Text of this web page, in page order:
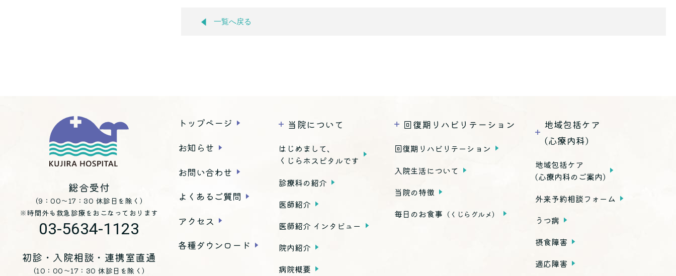
一覧へ戻る
総合受付
（9：00～17：30 休診日を除く）
※時間外も救急診療をおこなっております
03-5634-1123
初診・入院相談・連携室直通
（10：00～17：30 休診日を除く）
トップページ
お知らせ
お問い合わせ
よくあるご質問
アクセス
各種ダウンロード
当院について
はじめまして、
くじらホスピタルです
診療科の紹介
医師紹介
医師紹介 インタビュー
院内紹介
病院概要
回復期リハビリテーション
回復期リハビリテーション
入院生活について
当院の特徴
毎日のお食事 （くじらグルメ）
地域包括ケア
(心療内科)
地域包括ケア
(心療内科のご案内)
外来予約相談フォーム
うつ病
摂食障害
適応障害